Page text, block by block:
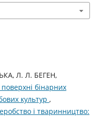
Л. Л. БЕГЕН,
бінарних
культур ,
і тваринництво: